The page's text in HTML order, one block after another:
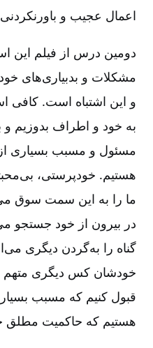
اعمال عجیب و
دومین درس از فیلم این
مشکلات و بدبیاری‌های
و این اشتباه است. کافی
به خود و اطراف بدوزیم و
مسئول و مسبب بسیاری
هستیم. خودپرستی،
ما را به این سمت سوق
در بیرون از خود جستجو
گناه را به‌گردن دیگری
خودشان کس دیگری متهم
قبول کنیم که مسبب
هستیم که حاکمیت مطلق